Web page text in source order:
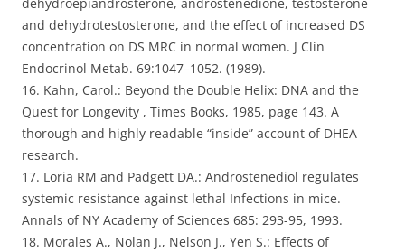
dehydroepiandrosterone, androstenedione, testosterone
and dehydrotestosterone, and the effect of increased DS
concentration on DS MRC in normal women. J Clin
Endocrinol Metab. 69:1047–1052. (1989).
16. Kahn, Carol.: Beyond the Double Helix: DNA and the
Quest for Longevity , Times Books, 1985, page 143. A
thorough and highly readable “inside” account of DHEA
research.
17. Loria RM and Padgett DA.: Androstenediol regulates
systemic resistance against lethal Infections in mice.
Annals of NY Academy of Sciences 685: 293-95, 1993.
18. Morales A., Nolan J., Nelson J., Yen S.: Effects of